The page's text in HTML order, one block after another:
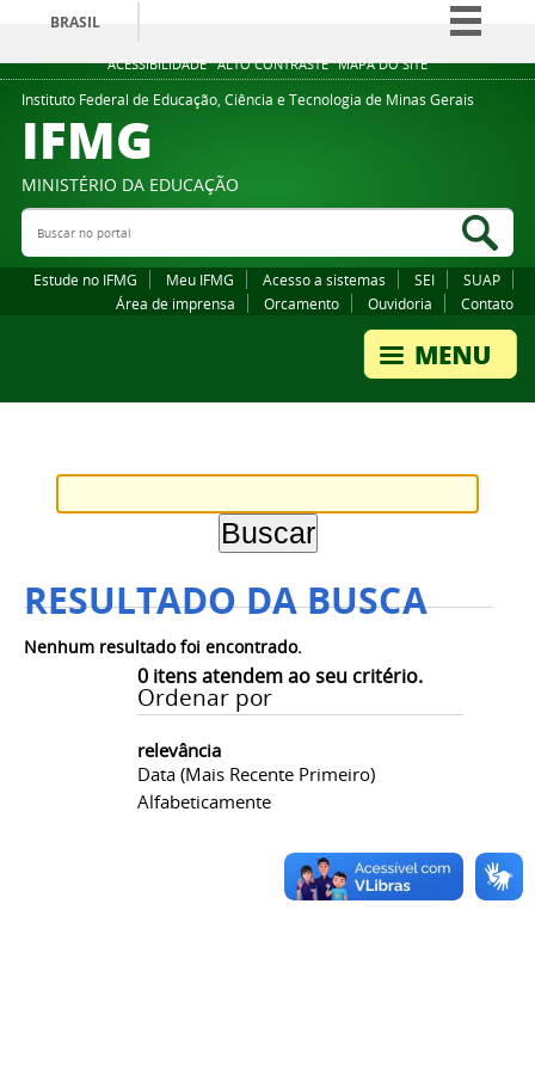
ACESSIBILIDADE ALTO CONTRASTE MAPA DO SITE
BRASIL
Simplifique!
Comunica BR
Legislação
Instituto Federal de Educação, Ciência e Tecnologia de Minas Gerais
IFMG
MINISTÉRIO DA EDUCAÇÃO
Buscar no portal
Estude no IFMG Meu IFMG Acesso a sistemas SEI
SUAP
Área de imprensa
Orcamento Ouvidoria Contato
RESULTADO DA BUSCA
0itens atendem ao seu critério.
Ordenar por
relevância
Data (mais Recente Primeiro)
Alfabeticamente
Nenhum resultado foi encontrado.